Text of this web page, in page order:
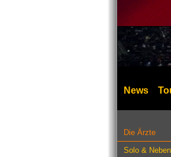
News
Die Ärzte
Solo &